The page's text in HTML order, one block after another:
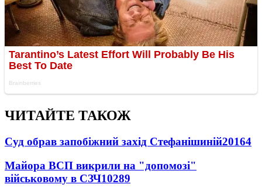
ЧИТАЙТЕ ТАКОЖ
Суд обрав запобіжний захід Стефанішиній20164
Майора ВСП викрили на "допомозі"
військовому в СЗЧ10289